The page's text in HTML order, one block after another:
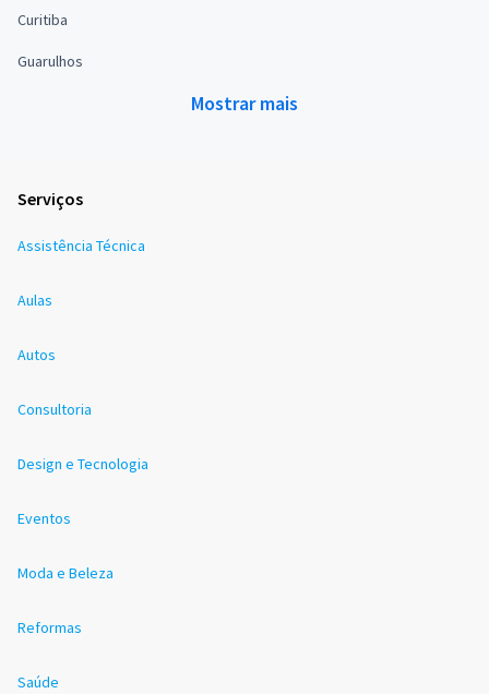
Curitiba
Guarulhos
Mostrar mais
Serviços
Assistência Técnica
Aulas
Autos
Consultoria
Design e Tecnologia
Eventos
Moda e Beleza
Reformas
Saúde